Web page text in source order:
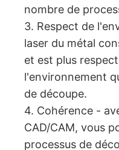
nombre de
3. Respect de
laser du métal
et est plus
l'environnement
de découpe.
4. Cohérence -
CAD/CAM, vous
processus de